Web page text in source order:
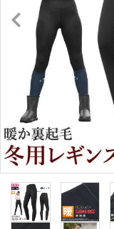
プロテクター
ブーツ・ブー
ハーフチャッ
拍車・拍車ベ
手袋（グロー
鞭（ムチ）